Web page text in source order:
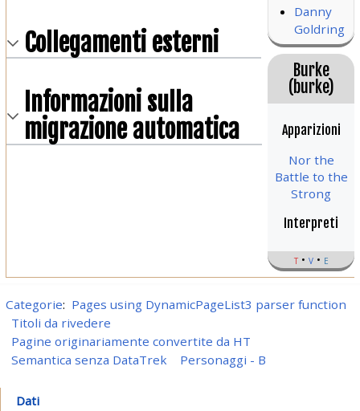
Danny
Goldring
Burke
(burke)
Apparizioni
Nor the
Battle to the
Strong
Interpreti
t v e
Collegamenti esterni
Informazioni sulla
migrazione automatica
Categorie: Pages using DynamicPageList3 parser function
Titoli da rivedere
Pagine originariamente convertite da HT
Semantica senza DataTrek
Personaggi - B
Dati